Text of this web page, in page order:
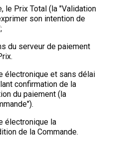
le Prix Total (la "Validation
son intention de
du serveur de paiement
électronique et sans délai
confirmation de la
du paiement (la
électronique la
de la Commande.